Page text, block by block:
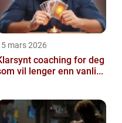
mars 2026
coaching for deg
vil lenger enn vanli...